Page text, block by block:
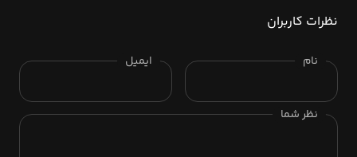
نظرات کاربران
نام ایمیل
نظر شما